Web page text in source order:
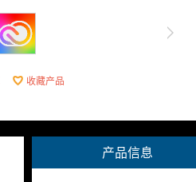
收藏产品
产品信息